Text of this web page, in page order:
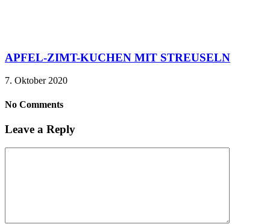
APFEL-ZIMT-KUCHEN MIT STREUSELN
7. Oktober 2020
No Comments
Leave a Reply